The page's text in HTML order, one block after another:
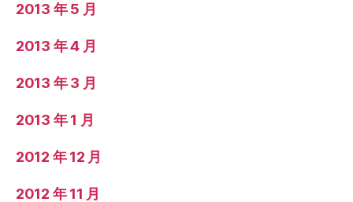
2013 年 5 月
2013 年 4 月
2013 年 3 月
2013 年 1 月
2012 年 12 月
2012 年 11 月